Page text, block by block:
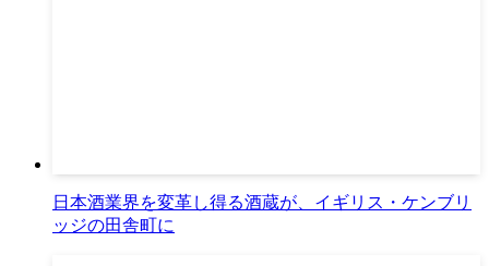
日本酒業界を変革し得る酒蔵が、イギリス・ケンブリ
ッジの田舎町に